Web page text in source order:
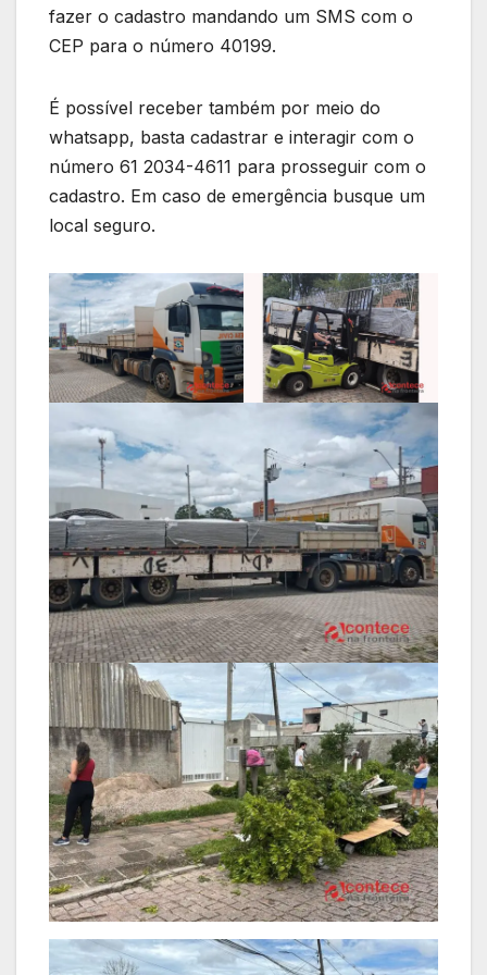
fazer o cadastro mandando um SMS com o
CEP para o número 40199.
É possível receber também por meio do
whatsapp, basta cadastrar e interagir com o
número 61 2034-4611 para prosseguir com o
cadastro. Em caso de emergência busque um
local seguro.